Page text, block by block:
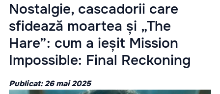
Nostalgie, cascadorii care
sfidează moartea și „The
Hare”: cum a ieșit Mission
Impossible: Final Reckoning
Publicat: 26 mai 2025